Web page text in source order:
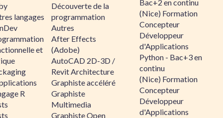
langages
et
R
Découverte de la
programmation
Autres
After Effects
(Adobe)
AutoCAD 2D-3D /
Revit Architecture
Graphiste accéléré
Graphiste
Multimedia
Graphiste Open
Bac+2 en continu
(Nice) Formation
Concepteur
Développeur
d'Applications
Python - Bac+3 en
continu
(Nice) Formation
Concepteur
Développeur
d'Applications